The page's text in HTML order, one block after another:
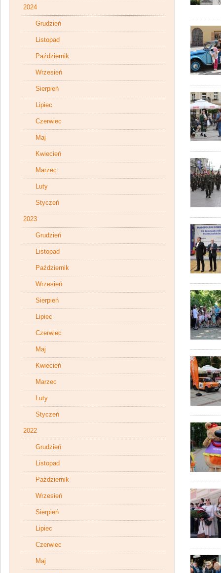
2024
Grudzień
Listopad
Październik
Wrzesień
Sierpień
Lipiec
Czerwiec
Maj
Kwiecień
Marzec
Luty
Styczeń
2023
Grudzień
Listopad
Październik
Wrzesień
Sierpień
Lipiec
Czerwiec
Maj
Kwiecień
Marzec
Luty
Styczeń
2022
Grudzień
Listopad
Październik
Wrzesień
Sierpień
Lipiec
Czerwiec
Maj